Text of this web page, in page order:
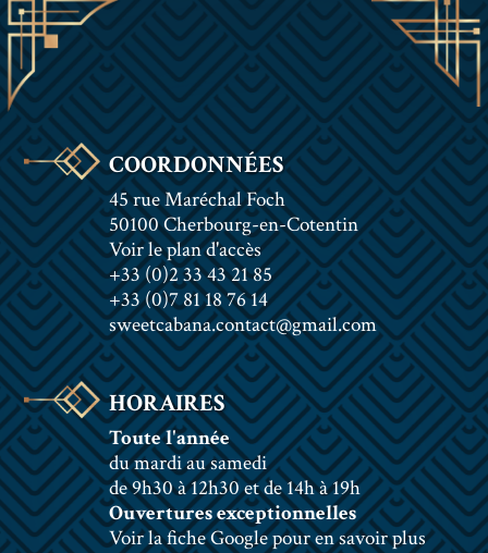
COORDONNÉES
45 rue Maréchal Foch
50100 Cherbourg-en-Cotentin
Voir le plan d'accès
+33 (0)2 33 43 21 85
+33 (0)7 81 18 76 14
sweetcabana.contact@gmail.com
HORAIRES
Toute l'année
du mardi au samedi
de 9h30 à 12h30 et de 14h à 19h
Ouvertures exceptionnelles
Voir la fiche Google pour en savoir plus